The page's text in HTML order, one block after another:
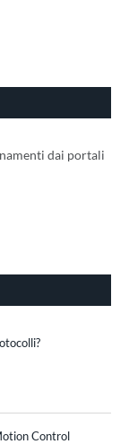
dai portali
Control